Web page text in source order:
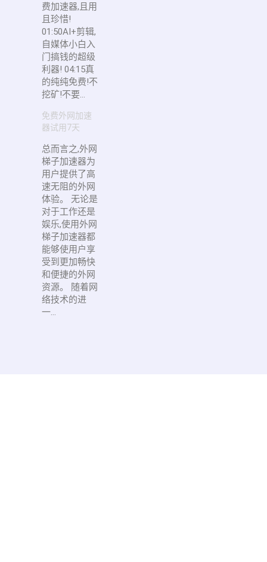
费加速器,且用
且珍惜!
01:50AI+剪辑,
自媒体小白入
门搞钱的超级
利器! 04:15真
的纯纯免费!不
挖矿!不要...
免费外网加速
器试用7天
总而言之,外网
梯子加速器为
用户提供了高
速无阻的外网
体验。 无论是
对于工作还是
娱乐,使用外网
梯子加速器都
能够使用户享
受到更加畅快
和便捷的外网
资源。 随着网
络技术的进
一...